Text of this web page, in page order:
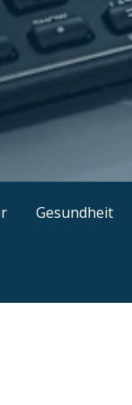
gut
Gesundheit